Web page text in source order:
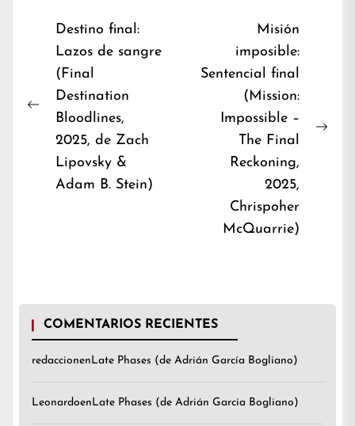
Navegación
entradas
Previous
Destino final:
Lazos de sangre
(Final
Destination
Bloodlines,
2025, de Zach
Lipovsky &
Adam B. Stein)
Misión
imposible:
Sentencial final
(Mission:
Impossible –
The Final
Reckoning,
2025,
Chrispoher
McQuarrie)
COMENTARIOS RECIENTES
redaccionenLate Phases (de Adrián García Bogliano)
LeonardoenLate Phases (de Adrián García Bogliano)